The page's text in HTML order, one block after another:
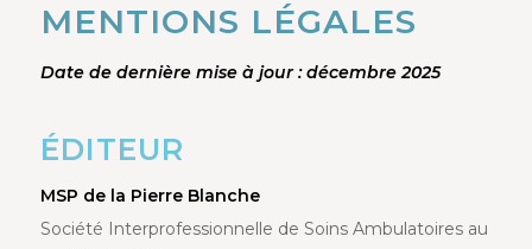
MENTIONS LÉGALES
Date de dernière mise à jour : décembre 2025
ÉDITEUR
MSP de la Pierre Blanche
Société Interprofessionnelle de Soins Ambulatoires au